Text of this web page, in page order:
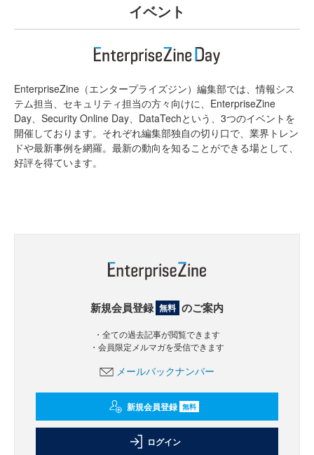
イベント
EnterpriseZine（エンタープライズジン）編集部では、情報シス
テム担当、セキュリティ担当の方々向けに、EnterpriseZine
Day、Security Online Day、DataTechという、3つのイベントを
開催しております。それぞれ編集部独自の切り口で、業界トレン
ドや最新事例を網羅。最新の動向を知ることができる場として、
好評を得ています。
新規会員登録 無料 のご案内
・全ての過去記事が閲覧できます
・会員限定メルマガを受信できます
メールバックナンバー
新規会員登録 無料
ログイン